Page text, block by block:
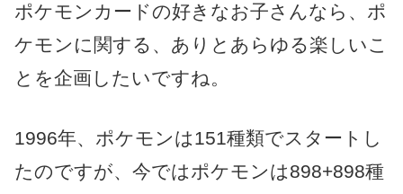
ポケモンカードの好きなお子さんなら、ポ
ケモンに関する、ありとあらゆる楽しいこ
とを企画したいですね。
1996年、ポケモンは151種類でスタートし
たのですが、今ではポケモンは898+898種